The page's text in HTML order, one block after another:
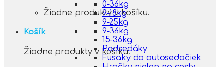
Žiadne produkty v košíku.
Košík
Žiadne produkty v košíku.
0-36kg
9-18kg
9-25kg
9-36kg
15-36kg
Podsedáky
Fusaky do autosedačiek